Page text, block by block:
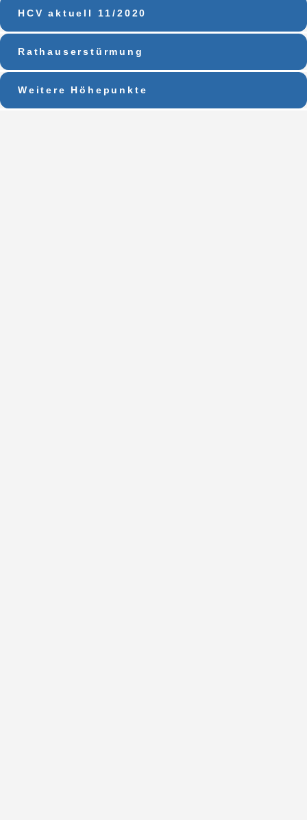
HCV aktuell 11/2020
Rathauserstürmung
Weitere Höhepunkte